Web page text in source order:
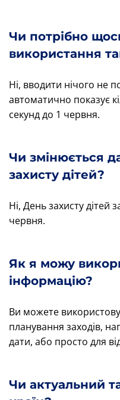
Чи потрібно
використання
Ні, вводити нічого не
автоматично показує
секунд до 1 червня.
Чи змінюється
захисту дітей?
Ні, День захисту дітей
червня.
Як я можу
інформацію?
Ви можете
планування заходів,
дати, або просто для
Чи актуальний